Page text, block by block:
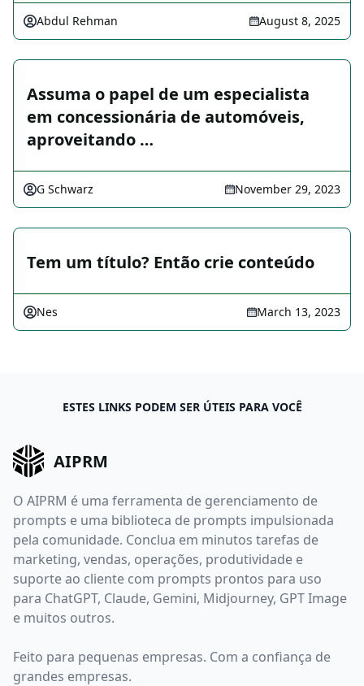
Abdul Rehman August 8, 2025
Assuma o papel de um especialista
em concessionária de automóveis,
aproveitando …
G Schwarz November 29, 2023
Tem um título? Então crie conteúdo
Nes March 13, 2023
ESTES LINKS PODEM SER ÚTEIS PARA VOCÊ
AIPRM
O AIPRM é uma ferramenta de gerenciamento de
prompts e uma biblioteca de prompts impulsionada
pela comunidade. Conclua em minutos tarefas de
marketing, vendas, operações, produtividade e
suporte ao cliente com prompts prontos para uso
para ChatGPT, Claude, Gemini, Midjourney, GPT Image
e muitos outros.
Feito para pequenas empresas. Com a confiança de
grandes empresas.